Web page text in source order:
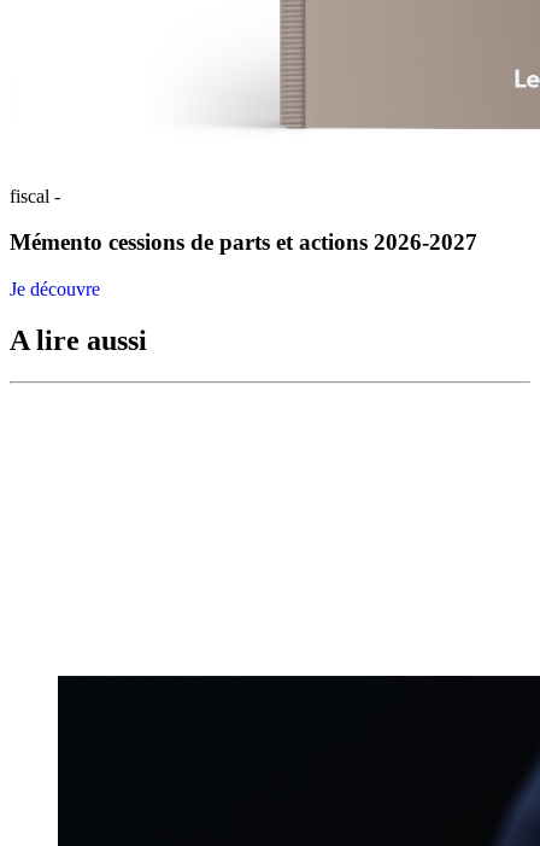
fiscal -
Mémento cessions de parts et actions 2026-2027
Je découvre
A lire aussi